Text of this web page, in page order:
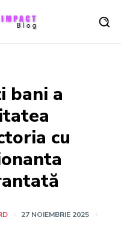
bani a
cu
27 NOIEMBRIE 2025